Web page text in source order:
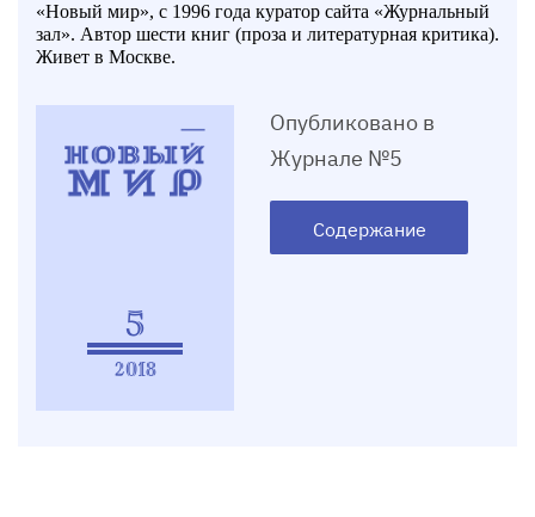
«Новый мир», с 1996 года куратор сайта «Журнальный
зал». Автор шести книг (проза и литературная критика).
Живет в Москве.
5
2018
Опубликовано в
Журнале №5
Содержание